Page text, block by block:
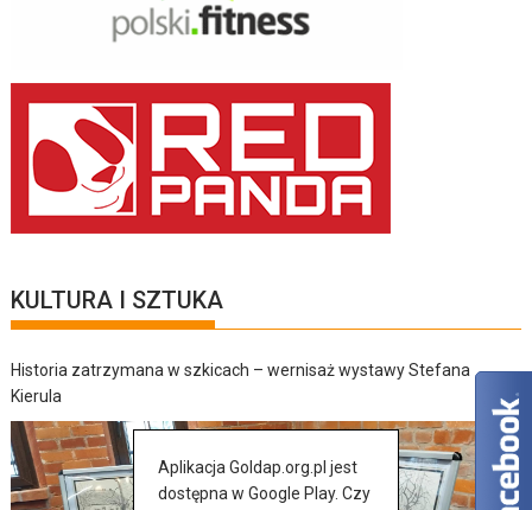
KULTURA I SZTUKA
Historia zatrzymana w szkicach – wernisaż wystawy Stefana
Kierula
Aplikacja Goldap.org.pl jest
dostępna w Google Play. Czy